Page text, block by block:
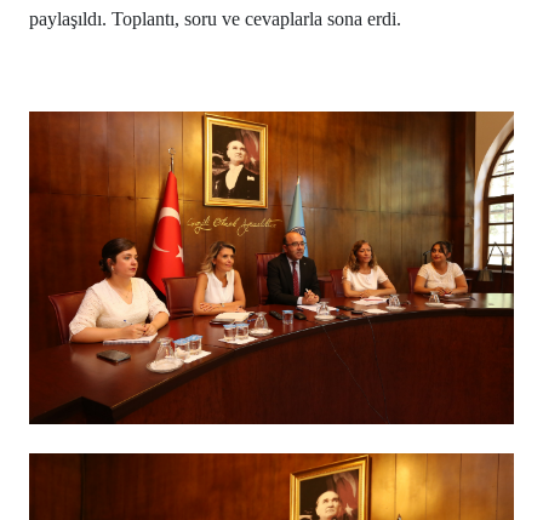
paylaşıldı. Toplantı, soru ve cevaplarla sona erdi.